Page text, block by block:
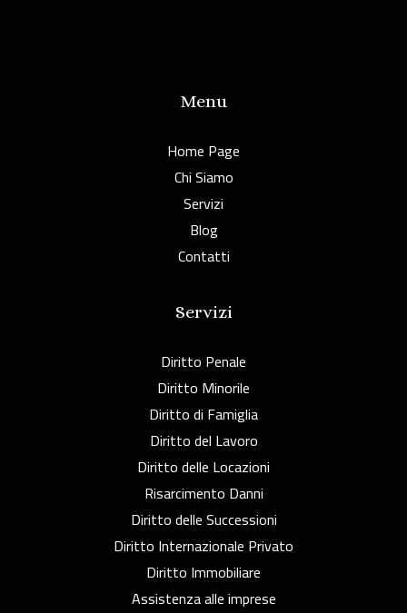
Menu
Home Page
Chi Siamo
Servizi
Blog
Contatti
Servizi
Diritto Penale
Diritto Minorile
Diritto di Famiglia
Diritto del Lavoro
Diritto delle Locazioni
Risarcimento Danni
Diritto delle Successioni
Diritto Internazionale Privato
Diritto Immobiliare
Assistenza alle imprese